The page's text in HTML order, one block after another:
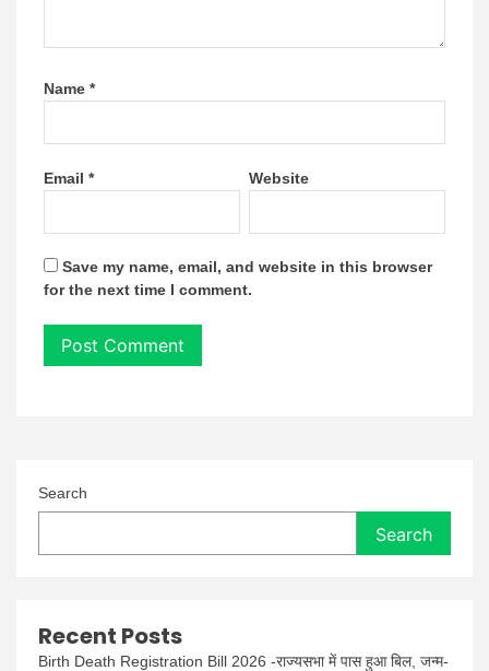
Name *
Email * Website
Save my name, email, and website in this browser
for the next time I comment.
Search
Search
Recent Posts
Birth Death Registration Bill 2026 -राज्यसभा में पास हुआ बिल, जन्म-